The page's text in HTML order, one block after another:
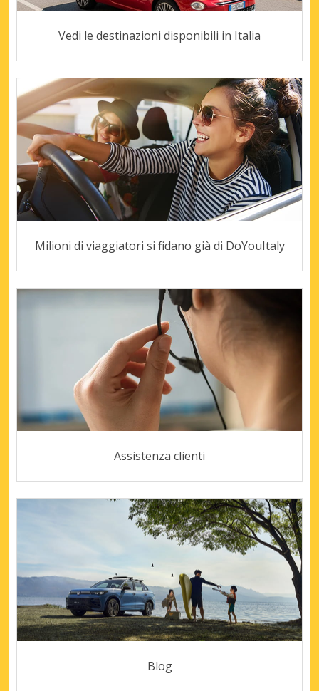
Vedi le destinazioni disponibili in Italia
Milioni di viaggiatori si fidano già di DoYouItaly
Assistenza clienti
Blog